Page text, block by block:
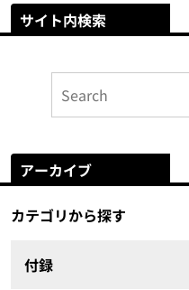
サイト内検索
アーカイブ
カテゴリから探す
付録